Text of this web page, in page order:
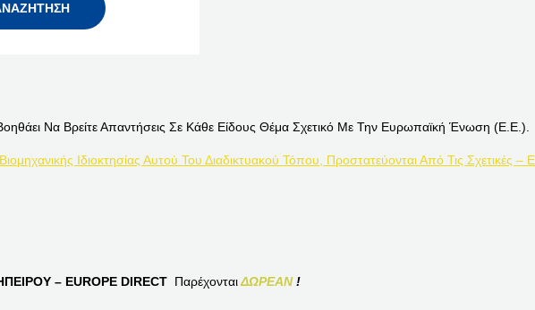
Να Βρείτε Απαντήσεις Σε Κάθε Είδους Θέμα Σχετικό Με Την Ευρωπαϊκή Ένωση (Ε.Ε.).
Ιδιοκτησίας Αυτού Του Διαδικτυακού Τόπου, Προστατεύονται Από Τις Σχετικές –
– EUROPE DIRECT ΠαρέχονταιΔΩΡΕΑΝ!